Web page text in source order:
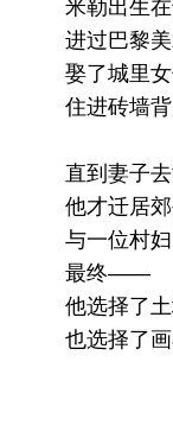
米勒出生在
进过巴黎美
娶了城里女
住进砖墙背
直到妻子去
他才迁居郊
与一位村
最终——
他选择了土
也选择了画